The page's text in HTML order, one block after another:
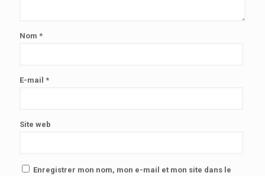
Nom *
E-mail *
Site web
Enregistrer mon nom, mon e-mail et mon site dans le